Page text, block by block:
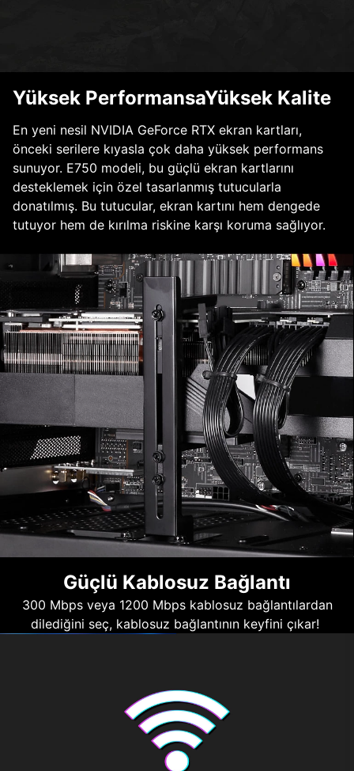
Yüksek PerformansaYüksek Kalite
En yeni nesil NVIDIA GeForce RTX ekran kartları,
önceki serilere kıyasla çok daha yüksek performans
sunuyor. E750 modeli, bu güçlü ekran kartlarını
desteklemek için özel tasarlanmış tutucularla
donatılmış. Bu tutucular, ekran kartını hem dengede
tutuyor hem de kırılma riskine karşı koruma sağlıyor.
Güçlü Kablosuz Bağlantı
300 Mbps veya 1200 Mbps kablosuz bağlantılardan
dilediğini seç, kablosuz bağlantının keyfini çıkar!